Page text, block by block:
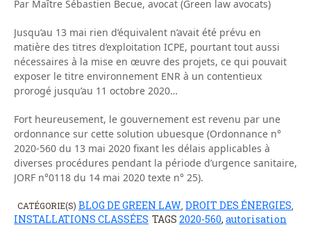
Par Maître Sébastien Becue, avocat (Green law avocats)
Jusqu’au 13 mai rien d’équivalent n’avait été prévu en
matière des titres d’exploitation ICPE, pourtant tout aussi
nécessaires à la mise en œuvre des projets, ce qui pouvait
exposer le titre environnement ENR à un contentieux
prorogé jusqu’au 11 octobre 2020…
Fort heureusement, le gouvernement est revenu par une
ordonnance sur cette solution ubuesque (Ordonnance n°
2020-560 du 13 mai 2020 fixant les délais applicables à
diverses procédures pendant la période d’urgence sanitaire,
JORF n°0118 du 14 mai 2020 texte n° 25).
CATÉGORIE(S) BLOG DE GREEN LAW DROIT DES ÉNERGIES
INSTALLATIONS CLASSÉES TAGS 2020-560, autorisation